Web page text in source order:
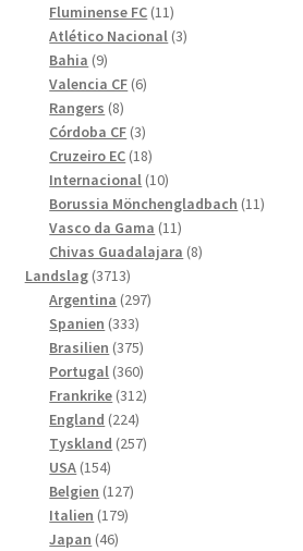
Fluminense FC 1111
produkter
Atlético Nacional 33
Bahia 99
produkter
Valencia CF 66
Rangers 88
produkter
Córdoba CF 33
produkter
Cruzeiro EC 1818
produkter
Internacional 1010
produkter
Borussia Mönchengladbach 1111
Vasco da Gama 1111
produkter
Chivas Guadalajara 88
Landslag 37133713
produkter
Argentina 297297
Spanien 333333
produkter
Brasilien 375375
produkter
Portugal 360360
produkter
Frankrike 312312
England 224224
produkter
Tyskland 257257
USA 154154
produkter
Belgien 127127
Italien 179179
Japan 4646